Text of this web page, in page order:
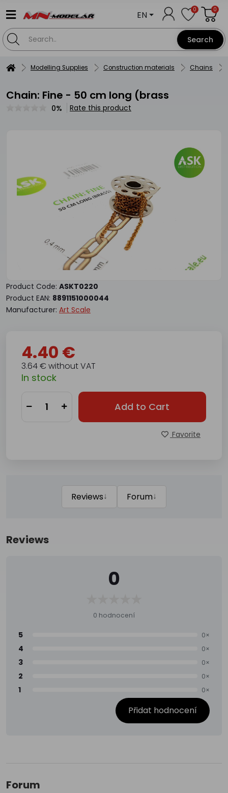
Search
EN 0 0
Modelling Supplies Construction materials Chains
Chain: Fine - 50 cm long (brass
0% Rate this product
Product Code: ASKT0220
Product EAN: 8891151000044
Manufacturer: Art Scale
4.40 €
3.64 € without VAT
In stock
Add to Cart
Favorite
Reviews↓ Forum↓
Reviews
0
0 hodnocení
5 0×
4 0×
3 0×
2 0×
1 0×
Přidat hodnocení
Forum